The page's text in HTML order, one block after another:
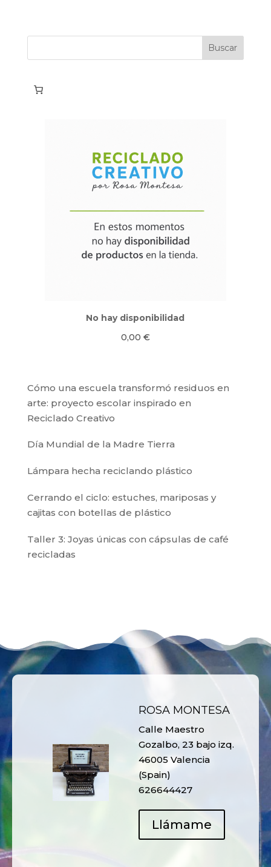
No hay disponibilidad
0,00 €
Cómo una escuela transformó residuos en
arte: proyecto escolar inspirado en
Reciclado Creativo
Día Mundial de la Madre Tierra
Lámpara hecha reciclando plástico
Cerrando el ciclo: estuches, mariposas y
cajitas con botellas de plástico
Taller 3: Joyas únicas con cápsulas de café
recicladas
ROSA MONTESA
Calle Maestro
Gozalbo, 23 bajo izq.
46005 Valencia
(Spain)
626644427
Llámame